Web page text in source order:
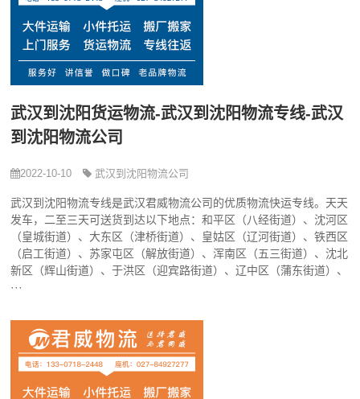
武汉到沈阳货运物流-武汉到沈阳物流专线-武汉
到沈阳物流公司
2022-10-10 武汉到沈阳物流公司
武汉到沈阳物流专线是武汉君威物流公司的优质物流快运专线。天天
发车，二至三天可送货到达以下地点：和平区（八经街道）、沈河区
（皇城街道）、大东区（津桥街道）、皇姑区（辽河街道）、铁西区
（启工街道）、苏家屯区（解放街道）、浑南区（五三街道）、沈北
新区（辉山街道）、于洪区（迎宾路街道）、辽中区（蒲东街道）、
···